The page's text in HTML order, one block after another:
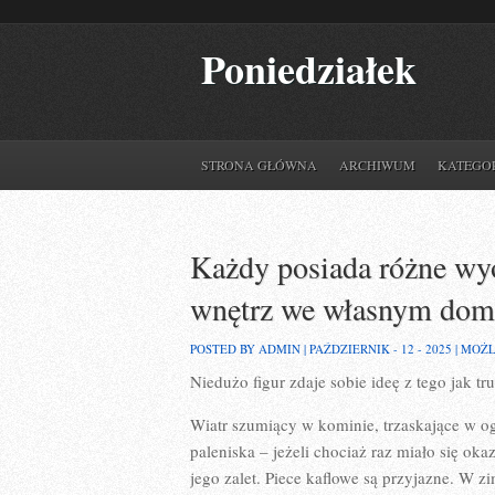
Poniedziałek
STRONA GŁÓWNA ARCHIWUM
Każdy posiada różne
wnętrz we własnym
POSTED BY ADMIN | PAŹDZIERNIK - 12 - 2025 |
Niedużo figur zdaje sobie ideę z tego jak
Wiatr szumiący w kominie, trzaskające w
paleniska – jeżeli chociaż raz miało się
jego zalet. Piece kaflowe są przyjazne. W